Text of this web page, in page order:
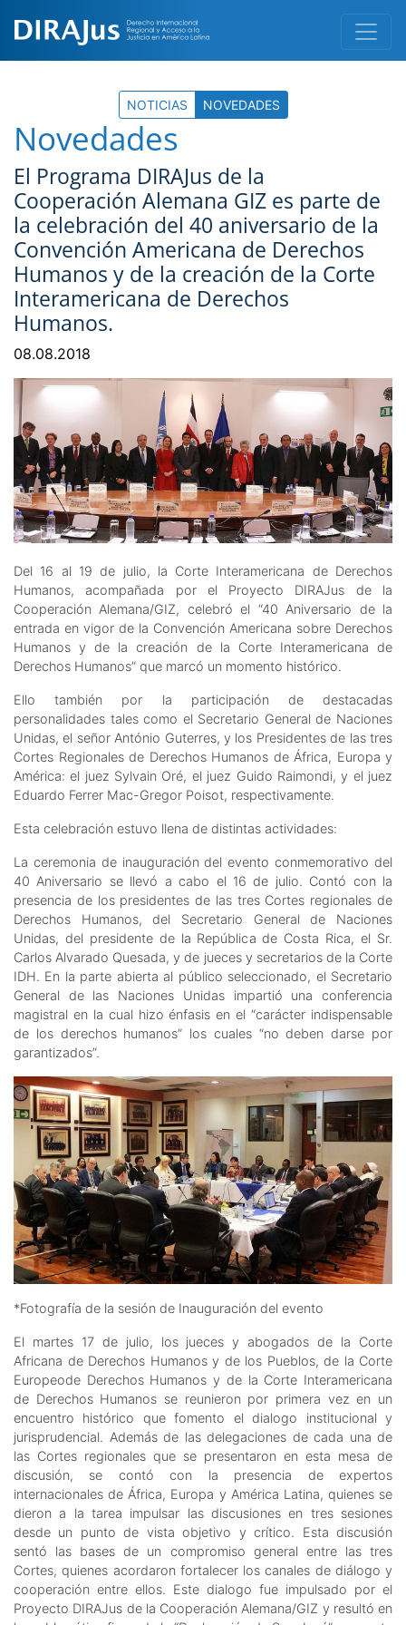
NOTICIAS NOVEDADES
Novedades
El Programa DIRAJus de la
Cooperación Alemana GIZ es parte de
la celebración del 40 aniversario de la
Convención Americana de Derechos
Humanos y de la creación de la Corte
Interamericana de Derechos
Humanos.
08.08.2018
Del 16 al 19 de julio, la Corte Interamericana de Derechos
Humanos, acompañada por el Proyecto DIRAJus de la
Cooperación Alemana/GIZ, celebró el “40 Aniversario de la
entrada en vigor de la Convención Americana sobre Derechos
Humanos y de la creación de la Corte Interamericana de
Derechos Humanos” que marcó un momento histórico.
Ello también por la participación de destacadas
personalidades tales como el Secretario General de Naciones
Unidas, el señor António Guterres, y los Presidentes de las tres
Cortes Regionales de Derechos Humanos de África, Europa y
América: el juez Sylvain Oré, el juez Guido Raimondi, y el juez
Eduardo Ferrer Mac-Gregor Poisot, respectivamente.
Esta celebración estuvo llena de distintas actividades:
La ceremonia de inauguración del evento conmemorativo del
40 Aniversario se llevó a cabo el 16 de julio. Contó con la
presencia de los presidentes de las tres Cortes regionales de
Derechos Humanos, del Secretario General de Naciones
Unidas, del presidente de la República de Costa Rica, el Sr.
Carlos Alvarado Quesada, y de jueces y secretarios de la Corte
IDH. En la parte abierta al público seleccionado, el Secretario
General de las Naciones Unidas impartió una conferencia
magistral en la cual hizo énfasis en el “carácter indispensable
de los derechos humanos” los cuales “no deben darse por
garantizados”.
*Fotografía de la sesión de Inauguración del evento
El martes 17 de julio, los jueces y abogados de la Corte
Africana de Derechos Humanos y de los Pueblos, de la Corte
Europeode Derechos Humanos y de la Corte Interamericana
de Derechos Humanos se reunieron por primera vez en un
encuentro histórico que fomento el dialogo institucional y
jurisprudencial. Además de las delegaciones de cada una de
las Cortes regionales que se presentaron en esta mesa de
discusión, se contó con la presencia de expertos
internacionales de África, Europa y América Latina, quienes se
dieron a la tarea impulsar las discusiones en tres sesiones
desde un punto de vista objetivo y crítico. Esta discusión
sentó las bases de un compromiso general entre las tres
Cortes, quienes acordaron fortalecer los canales de diálogo y
cooperación entre ellos. Este dialogo fue impulsado por el
Proyecto DIRAJus de la Cooperación Alemana/GIZ y resultó en